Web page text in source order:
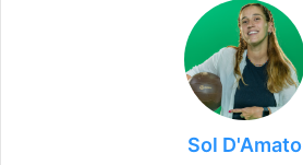
Sol D'Amato